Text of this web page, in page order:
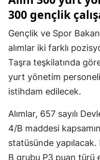
300 gençlik
Gençlik ve Spor
alımlar iki farklı
Taşra teşkilatında
yurt yönetim personeli
istihdam edilecek.
Alımlar, 657 sayılı
4/B maddesi
statüsünde
B grubu P3 puan türü